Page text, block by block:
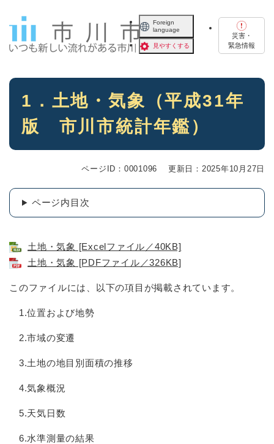
Foreign
language
見やすくする
災害・
緊急情報
本
1．土地・気象（平成31年
版 市川市統計年鑑）
ページID：0001096 更新日：2025年10月27日
ページ内目次
土地・気象 [Excelファイル／40KB]
土地・気象 [PDFファイル／326KB]
このファイルには、以下の項目が掲載されています。
1.位置および地勢
2.市域の変遷
3.土地の地目別面積の推移
4.気象概況
5.天気日数
6.水準測量の結果